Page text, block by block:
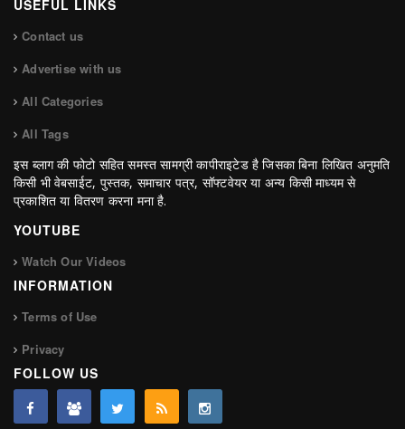
USEFUL LINKS
Contact us
Advertise with us
All Categories
All Tags
इस ब्लाग की फोटो सहित समस्त सामग्री कापीराइटेड है जिसका बिना लिखित अनुमति
किसी भी वेबसाईट, पुस्तक, समाचार पत्र, सॉफ्टवेयर या अन्य किसी माध्यम से
प्रकाशित या वितरण करना मना है.
YOUTUBE
Watch Our Videos
INFORMATION
Terms of Use
Privacy
FOLLOW US